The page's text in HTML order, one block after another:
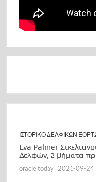
ΙΣΤΟΡΙΚΟ ΔΕΛΦΙΚΩΝ
Eva Palmer
Δελφών, 2 βήματα
oracle today 2021-09-24